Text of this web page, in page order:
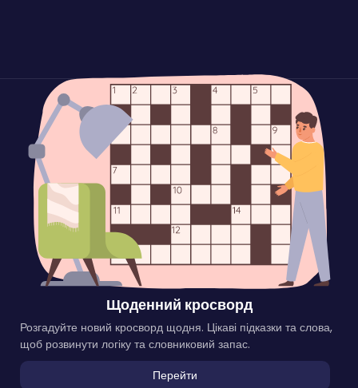
Щоденний кросворд
Розгадуйте новий кросворд щодня. Цікаві підказки та слова,
щоб розвинути логіку та словниковий запас.
Перейти